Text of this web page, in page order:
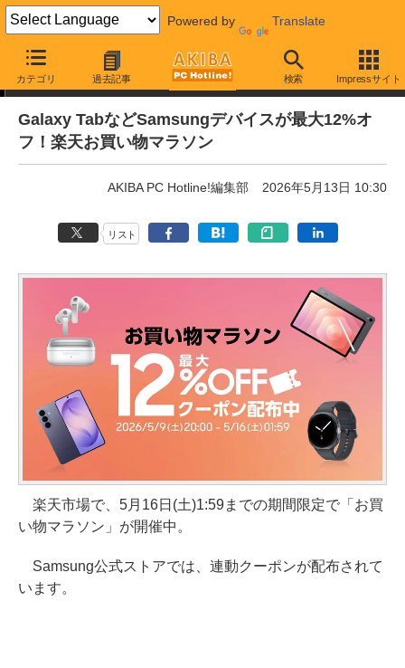
Powered by Translate
カテゴリ 過去記事 検索 Impressサイト
通販セール
Galaxy TabなどSamsungデバイスが最大12%オ
フ！楽天お買い物マラソン
AKIBA PC Hotline!編集部 2026年5月13日 10:30
リスト
楽天市場で、5月16日(土)1:59までの期間限定で「お買
い物マラソン」が開催中。
Samsung公式ストアでは、連動クーポンが配布されて
います。